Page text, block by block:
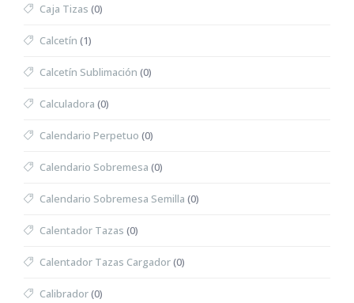
Caja Tizas (0)
Calcetín (1)
Calcetín Sublimación (0)
Calculadora (0)
Calendario Perpetuo (0)
Calendario Sobremesa (0)
Calendario Sobremesa Semilla (0)
Calentador Tazas (0)
Calentador Tazas Cargador(0)
Calibrador(0)